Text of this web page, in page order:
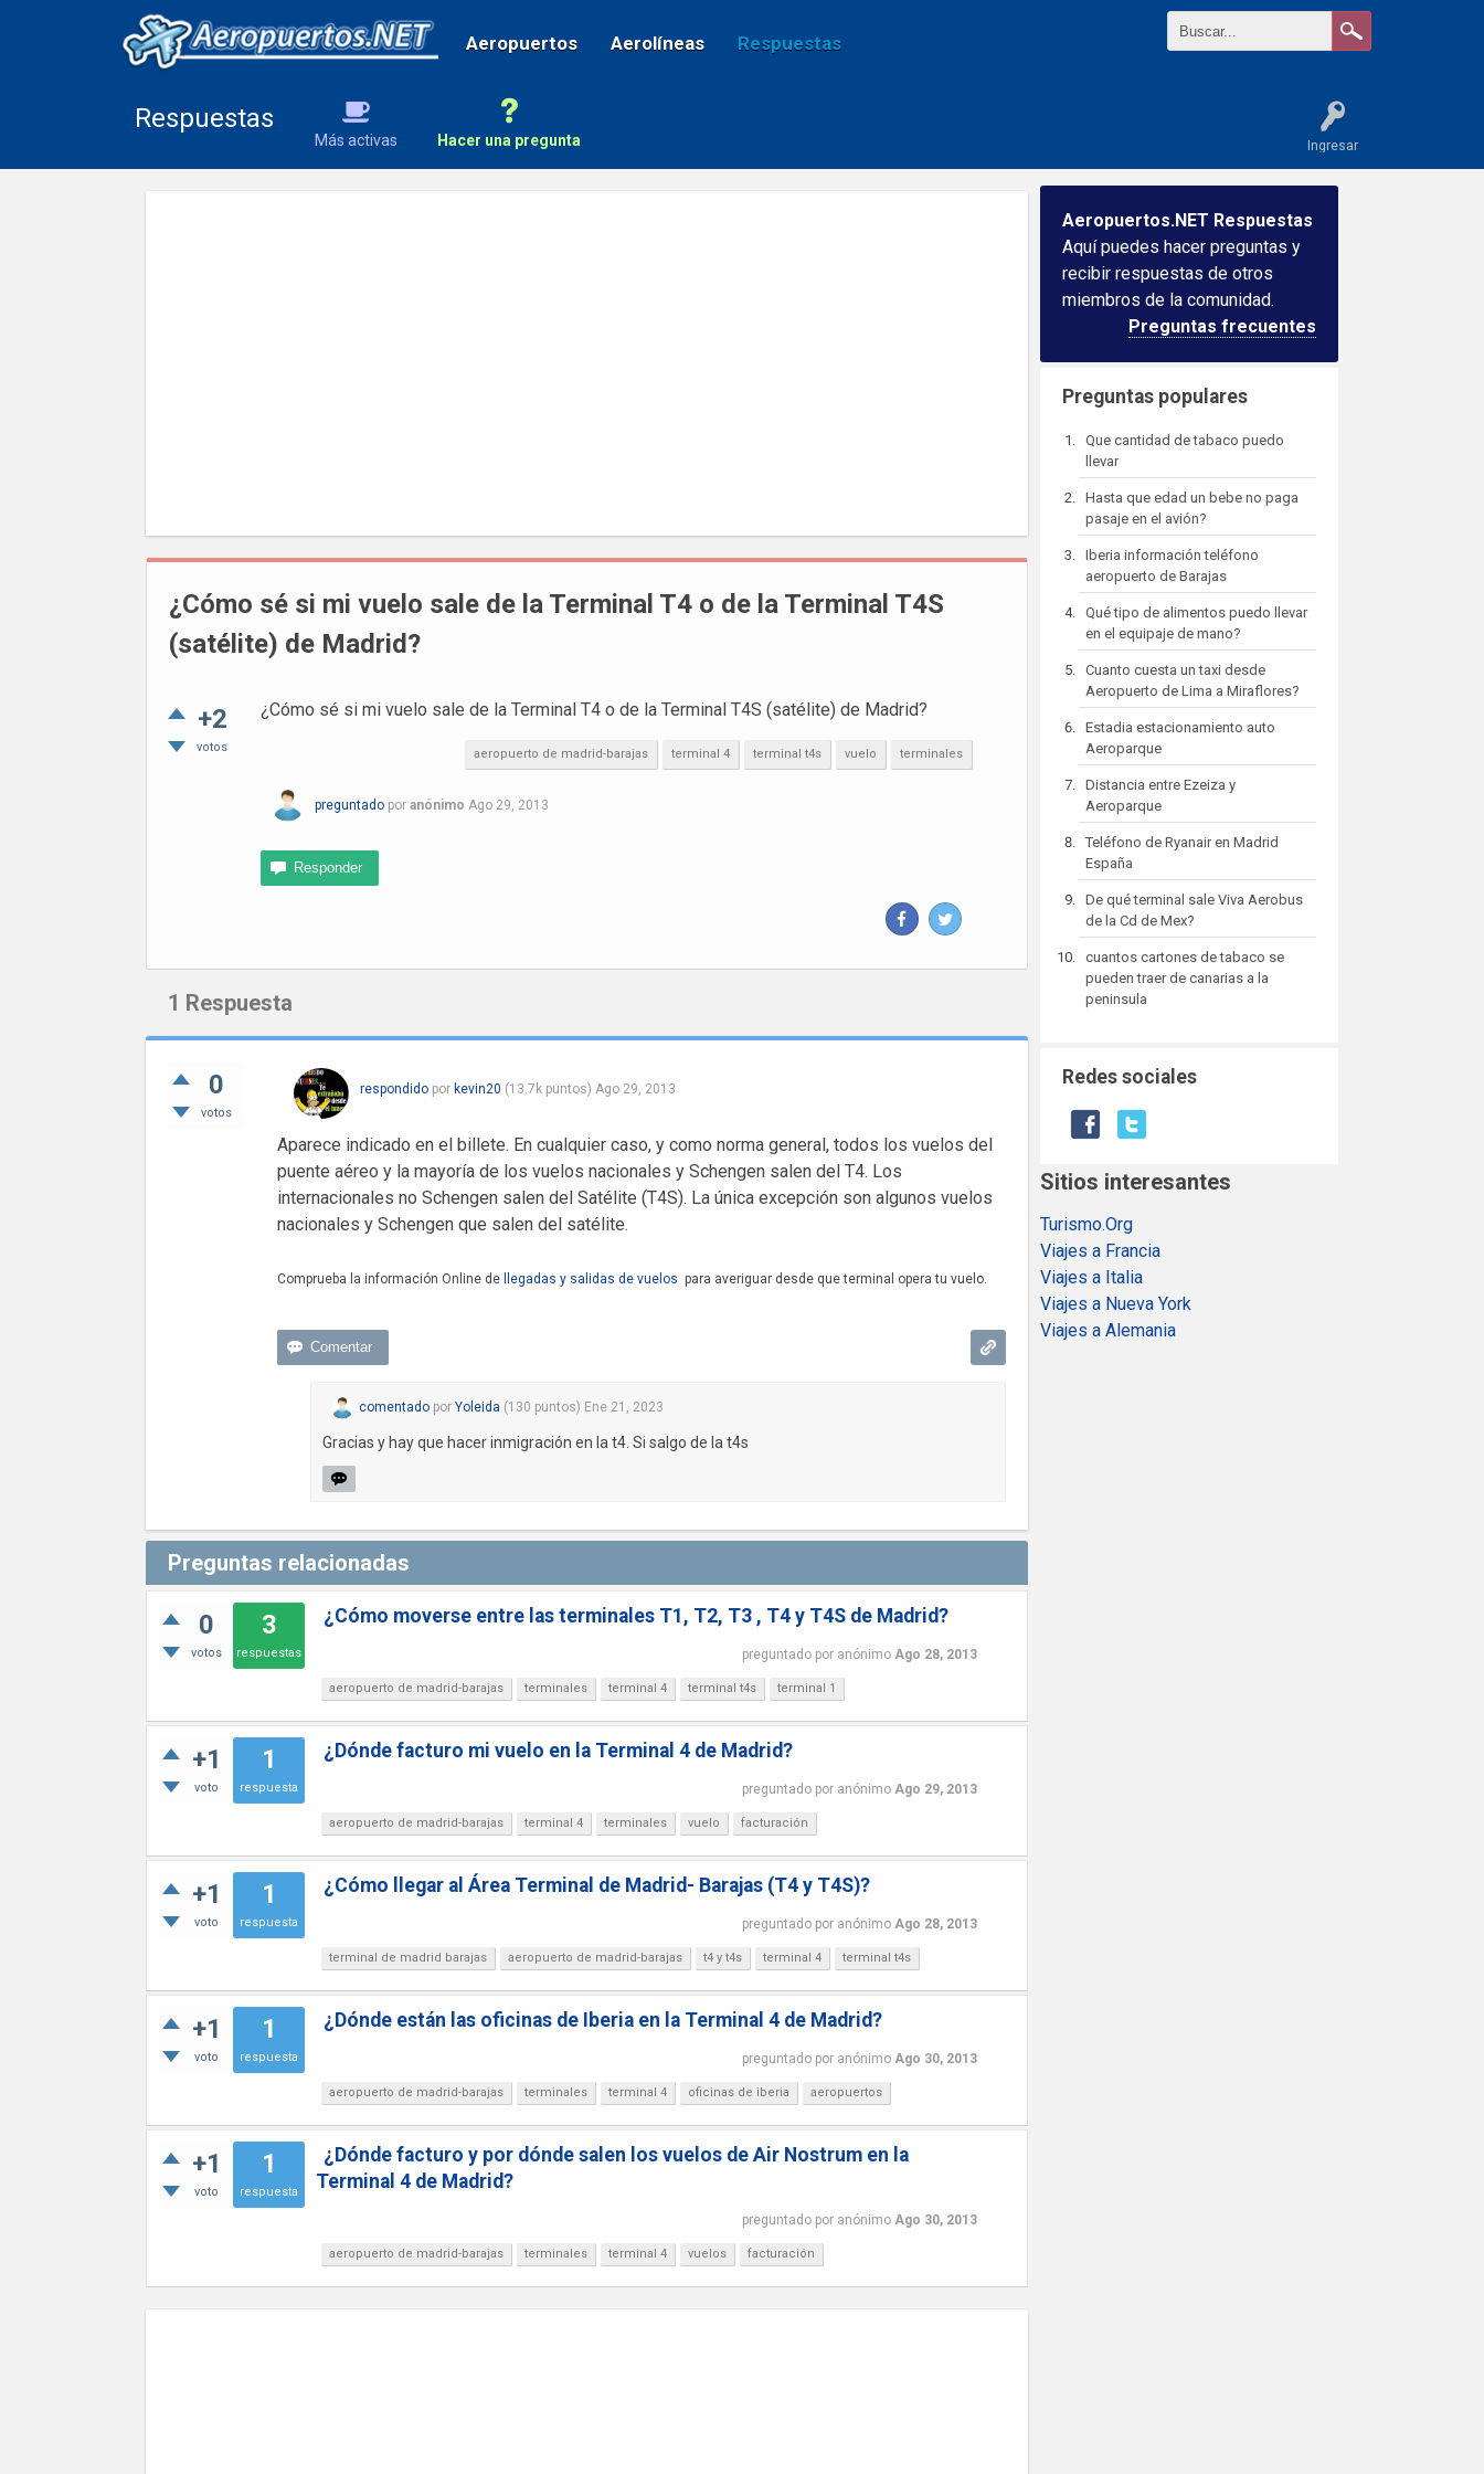
Aeropuertos Aerolíneas Respuestas
Ingresar
Respuestas
Más activas Hacer una pregunta
¿Cómo sé si mi vuelo sale de la Terminal T4 o de la Terminal T4S
(satélite) de Madrid?
+2
votos
¿Cómo sé si mi vuelo sale de la Terminal T4 o de la Terminal T4S (satélite) de Madrid?
aeropuerto de madrid-barajas terminal 4 terminal t4s vuelo terminales
preguntado por anónimo Ago 29, 2013
1 Respuesta
0
votos
respondido por kevin20 (13.7kpuntos) Ago 29, 2013
Aparece indicado en el billete. En cualquier caso, y como norma general, todos los vuelos del
puente aéreo y la mayoría de los vuelos nacionales y Schengen salen del T4. Los
internacionales no Schengen salen del Satélite (T4S). La única excepción son algunos vuelos
nacionales y Schengen que salen del satélite.
Comprueba la información Online de llegadas y salidas de vuelos para averiguar desde que terminal opera tu vuelo.
comentado por Yoleida (130 puntos) Ene 21, 2023
Gracias y hay que hacer inmigración en la t4. Si salgo de la t4s
Preguntas relacionadas
0
votos
3
respuestas
¿Cómo moverse entre las terminales T1, T2, T3 , T4 y T4S de Madrid?
preguntado por anónimo Ago 28, 2013
aeropuerto de madrid-barajas terminales terminal 4 terminal t4s terminal 1
+1
voto
1
respuesta
¿Dónde facturo mi vuelo en la Terminal 4 de Madrid?
preguntado por anónimo Ago 29, 2013
aeropuerto de madrid-barajas terminal 4 terminales vuelo facturación
+1
voto
1
respuesta
¿Cómo llegar al Área Terminal de Madrid- Barajas (T4 y T4S)?
preguntado por anónimo Ago 28, 2013
terminal de madrid barajas aeropuerto de madrid-barajas t4 y t4s terminal 4 terminal t4s
+1
voto
1
respuesta
¿Dónde están las oficinas de Iberia en la Terminal 4 de Madrid?
preguntado por anónimo Ago 30, 2013
aeropuerto de madrid-barajas terminales terminal 4 oficinas de iberia aeropuertos
+1
voto
1
respuesta
¿Dónde facturo y por dónde salen los vuelos de Air Nostrum en la
Terminal 4 de Madrid?
preguntado por anónimo Ago 30, 2013
aeropuerto de madrid-barajas terminales terminal 4 vuelos facturación
Aeropuertos.NET Respuestas
Aquí puedes hacer preguntas y
recibir respuestas de otros
miembros de la comunidad.
Preguntas frecuentes
Preguntas populares
Que cantidad de tabaco puedo
llevar
Hasta que edad un bebe no paga
pasaje en el avión?
Iberia información teléfono
aeropuerto de Barajas
Qué tipo de alimentos puedo llevar
en el equipaje de mano?
Cuanto cuesta un taxi desde
Aeropuerto de Lima a Miraflores?
Estadia estacionamiento auto
Aeroparque
Distancia entre Ezeiza y
Aeroparque
Teléfono de Ryanair en Madrid
España
De qué terminal sale Viva Aerobus
de la Cd de Mex?
cuantos cartones de tabaco se
pueden traer de canarias a la
peninsula
Redes sociales
Sitios interesantes
Turismo.Org
Viajes a Francia
Viajes a Italia
Viajes a Nueva York
Viajes a Alemania